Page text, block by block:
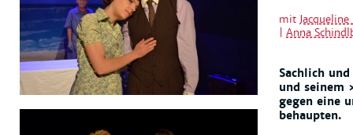
mit
Anna
Sachlich
und seinem
gegen eine
behaupten.